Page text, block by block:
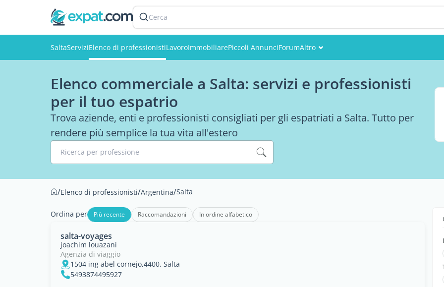
Cerca
SaltaServiziElenco di professionistiLavoroImmobiliarePiccoli AnnunciForumAltro
Utenti
Foto
Elenco commerciale a Salta: servizi e professionisti
per il tuo espatrio
Trova aziende, enti e professionisti consigliati per gli espatriati a Salta. Tutto per
rendere più semplice la tua vita all'estero
Ricerca per professione
/Elenco di professionisti/Argentina/Salta
Ordina per Più recente Raccomandazioni In ordine alfabetico
salta-voyages
joachim louazani
Agenzia di viaggio
1504 ing abel cornejo,4400, Salta
5493874495927